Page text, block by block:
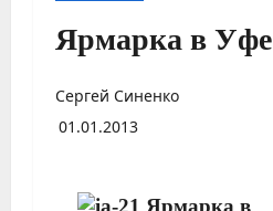
Ярмарка в Уфе
Сергей Синенко
01.01.2013